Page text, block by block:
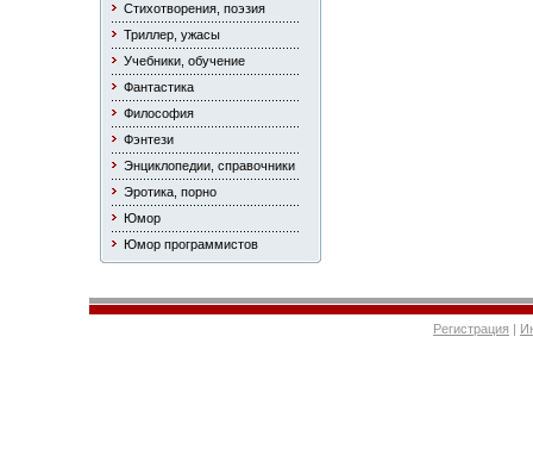
Стихотворения, поэзия
Триллер, ужасы
Учебники, обучение
Фантастика
Философия
Фэнтези
Энциклопедии, справочники
Эротика, порно
Юмор
Юмор программистов
Регистрация |